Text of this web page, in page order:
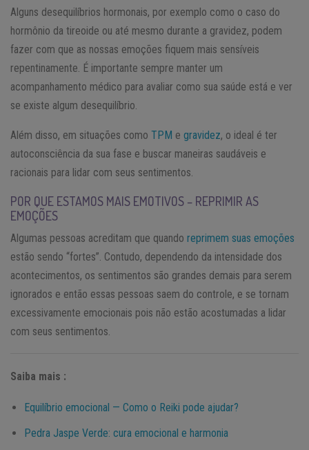
Alguns desequilíbrios hormonais, por exemplo como o caso do
hormônio da tireoide ou até mesmo durante a gravidez, podem
fazer com que as nossas emoções fiquem mais sensíveis
repentinamente. É importante sempre manter um
acompanhamento médico para avaliar como sua saúde está e ver
se existe algum desequilíbrio.
Além disso, em situações como TPM e gravidez, o ideal é ter
autoconsciência da sua fase e buscar maneiras saudáveis e
racionais para lidar com seus sentimentos.
POR QUE ESTAMOS MAIS EMOTIVOS – REPRIMIR AS
EMOÇÕES
Algumas pessoas acreditam que quando reprimem suas emoções
estão sendo “fortes”. Contudo, dependendo da intensidade dos
acontecimentos, os sentimentos são grandes demais para serem
ignorados e então essas pessoas saem do controle, e se tornam
excessivamente emocionais pois não estão acostumadas a lidar
com seus sentimentos.
Saiba mais :
Equilíbrio emocional — Como o Reiki pode ajudar?
Pedra Jaspe Verde: cura emocional e harmonia